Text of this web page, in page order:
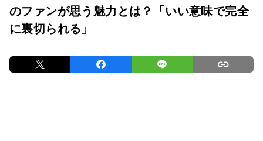
のファンが思う魅力とは？「いい意味で完全
に裏切られる」